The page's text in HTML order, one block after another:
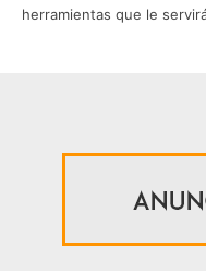
herramientas que le